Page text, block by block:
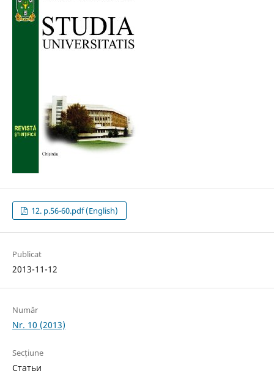
12. p.56-60.pdf (English)
Publicat
2013-11-12
Număr
Nr. 10 (2013)
Secțiune
Статьи